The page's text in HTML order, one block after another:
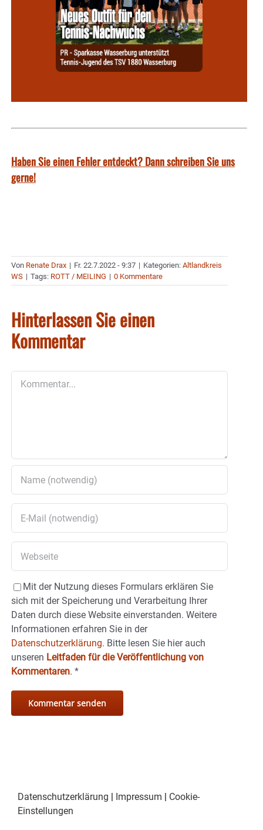
Haben Sie einen Fehler entdeckt? Dann schreiben Sie uns
gerne!
Von Renate Drax | Fr. 22.7.2022 - 9:37 | Kategorien: Altlandkreis
WS | Tags: ROTT / MEILING | 0 Kommentare
Hinterlassen Sie einen
Kommentar
Mit der Nutzung dieses Formulars erklären Sie
sich mit der Speicherung und Verarbeitung Ihrer
Daten durch diese Website einverstanden. Weitere
Informationen erfahren Sie in der
Datenschutzerklärung. Bitte lesen Sie hier auch
unseren Leitfaden für die Veröffentlichung von
Kommentaren. *
Datenschutzerklärung | Impressum | Cookie-
Einstellungen